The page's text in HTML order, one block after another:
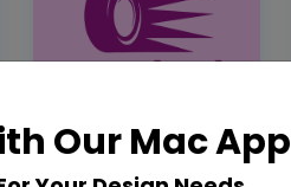
Our Mac App